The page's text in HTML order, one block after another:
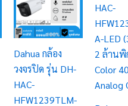
Dahua กล้อง
วงจรปิด รุ่น DH-
HAC-
HFW1239TLM-